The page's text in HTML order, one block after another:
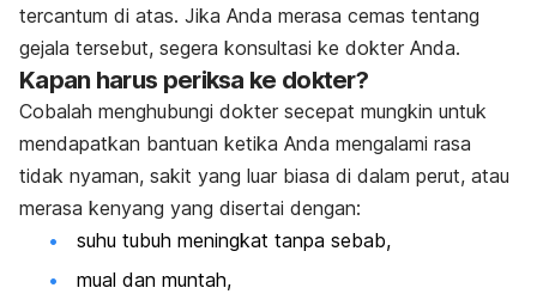
tercantum di atas. Jika Anda merasa cemas tentang
gejala tersebut, segera konsultasi ke dokter Anda.
Kapan harus periksa ke dokter?
Cobalah menghubungi dokter secepat mungkin untuk
mendapatkan bantuan ketika Anda mengalami rasa
tidak nyaman, sakit yang luar biasa di dalam perut, atau
merasa kenyang yang disertai dengan:
suhu tubuh meningkat tanpa sebab,
mual dan muntah,